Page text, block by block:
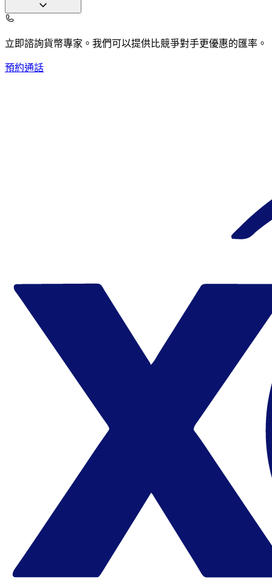
立即諮詢貨幣專家。 我們可以提供比競爭對手更優惠的匯率。
預約通話